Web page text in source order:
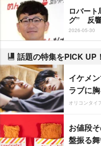
ロバー
グ” 反響
2026-05-30
話題の特集をPICK UP！
イケメ
ラブに
オリコンタイ
お値段
盤振る